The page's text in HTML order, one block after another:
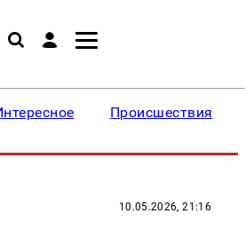
Происшествия
10.05.2026, 21:16